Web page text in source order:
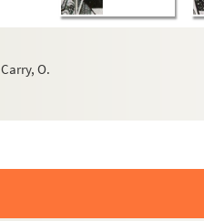
Carry, O.
Baumann, L. successeurs
Berger, G.